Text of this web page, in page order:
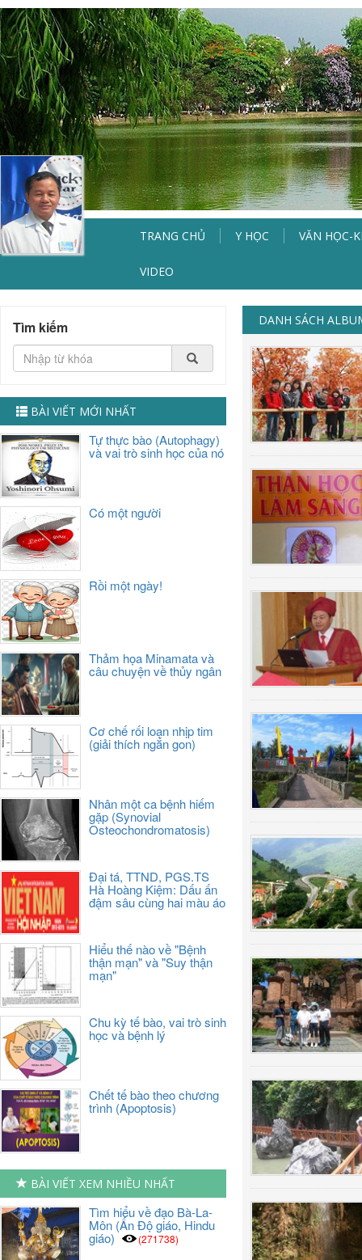
TRANG CHỦ Y HỌC VĂN HỌC-
VIDEO
DANH SÁCH
Tìm kiếm
BÀI VIẾT MỚI NHẤT
Tự thực bào (Autophagy)
và vai trò sinh học của nó
Có một người
Rồi một ngày!
Thảm họa Minamata và
câu chuyện về thủy ngân
Cơ chế rối loạn nhịp tim
(giải thích ngắn gon)
Nhân một ca bệnh hiếm
gặp (Synovial
Osteochondromatosis)
Đại tá, TTND, PGS.TS
Hà Hoàng Kiệm: Dấu ấn
đậm sâu cùng hai màu áo
Hiểu thế nào về "Bệnh
thận mạn" và "Suy thận
mạn"
Chu kỳ tế bào, vai trò sinh
học và bệnh lý
Chết tế bào theo chương
trình (Apoptosis)
BÀI VIẾT XEM NHIỀU NHẤT
Tìm hiểu về đạo Bà-La-
Môn (Ấn Độ giáo, Hindu
giáo) (271738)